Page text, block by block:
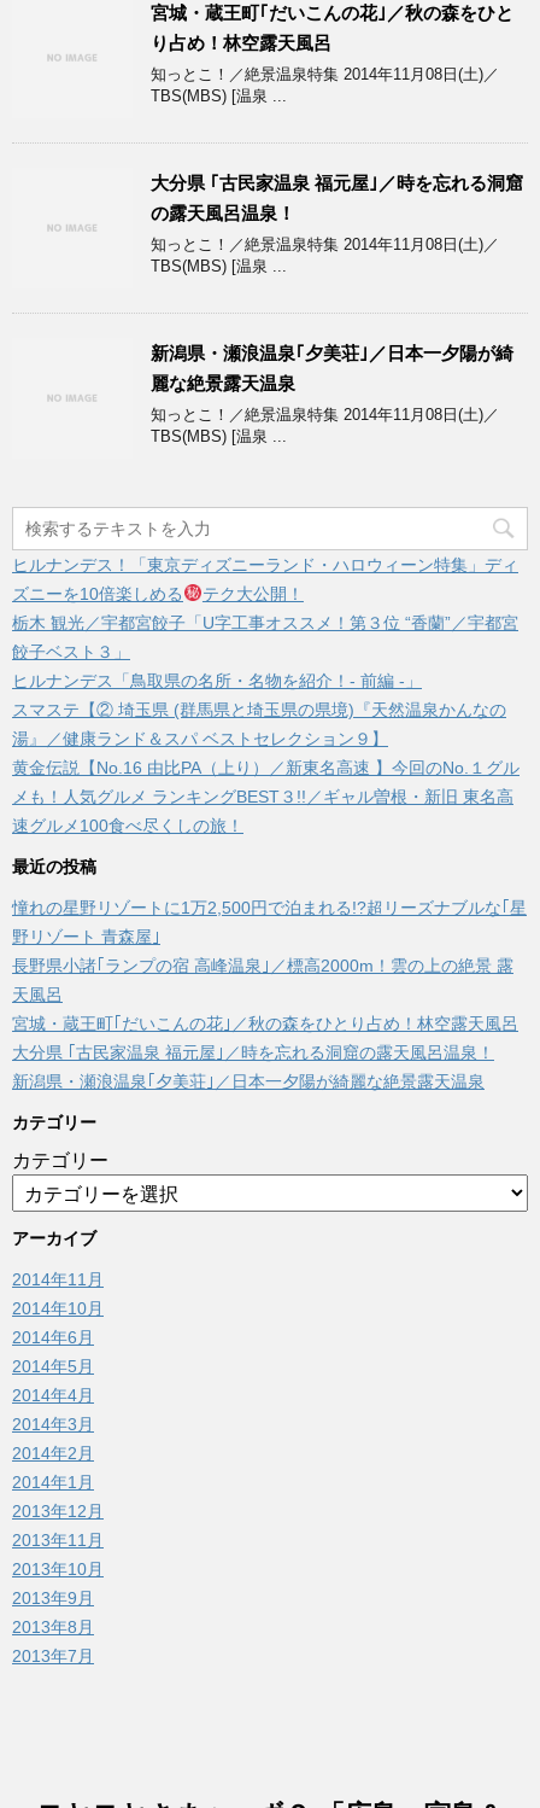
宮城・蔵王町｢だいこんの花｣／秋の森をひと
り占め！林空露天風呂
知っとこ！／絶景温泉特集 2014年11月08日(土)／
TBS(MBS) [温泉 ...
大分県 ｢古民家温泉 福元屋｣／時を忘れる洞窟
の露天風呂温泉！
知っとこ！／絶景温泉特集 2014年11月08日(土)／
TBS(MBS) [温泉 ...
新潟県・瀬浪温泉｢夕美荘｣／日本一夕陽が綺
麗な絶景露天温泉
知っとこ！／絶景温泉特集 2014年11月08日(土)／
TBS(MBS) [温泉 ...
ヒルナンデス！「東京ディズニーランド・ハロウィーン特集」ディ
ズニーを10倍楽しめる
テク大公開！
栃木 観光／宇都宮餃子「U字工事オススメ！第３位 “香蘭”／宇都宮
餃子ベスト３」
ヒルナンデス「鳥取県の名所・名物を紹介！- 前編 -」
スマステ【② 埼玉県 (群馬県と埼玉県の県境)『天然温泉かんなの
湯』／健康ランド＆スパ ベストセレクション９】
黄金伝説【No.16 由比PA（上り）／新東名高速 】今回のNo.１グル
メも！人気グルメ ランキングBEST３!!／ギャル曽根・新旧 東名高
速グルメ100食べ尽くしの旅！
最近の投稿
憧れの星野リゾートに1万2,500円で泊まれる!?超リーズナブルな｢星
野リゾート 青森屋｣
長野県小諸｢ランプの宿 高峰温泉｣／標高2000m！雲の上の絶景 露
天風呂
宮城・蔵王町｢だいこんの花｣／秋の森をひとり占め！林空露天風呂
大分県 ｢古民家温泉 福元屋｣／時を忘れる洞窟の露天風呂温泉！
新潟県・瀬浪温泉｢夕美荘｣／日本一夕陽が綺麗な絶景露天温泉
カテゴリー
カテゴリー
アーカイブ
2014年11月
2014年10月
2014年6月
2014年5月
2014年4月
2014年3月
2014年2月
2014年1月
2013年12月
2013年11月
2013年10月
2013年9月
2013年8月
2013年7月